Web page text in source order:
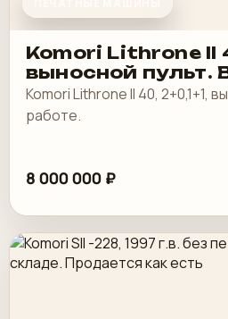
Komori Lithrone II
выносной пульт.
Komori Lithrone II 40, 2+0,1+1,
работе.
8 000 000 ₽